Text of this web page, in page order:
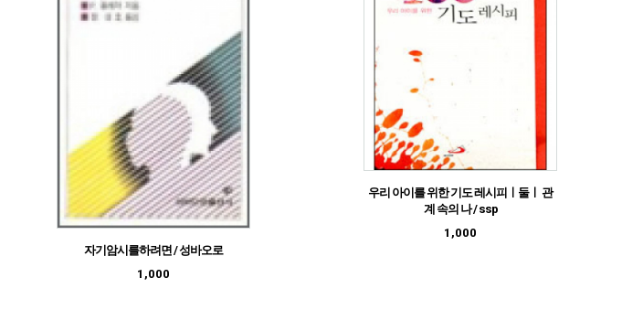
자기암시를하려면 / 성바오로
1,000
우리 아이를 위한 기도 레시피ㅣ둘ㅣ 관
계 속의 나 / ssp
1,000